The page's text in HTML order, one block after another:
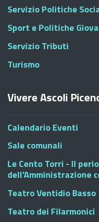
Servizio Politiche
Sport e Politiche
Servizio Tributi
Turismo
Vivere Ascoli
Calendario Eventi
Sale comunali
Le Cento Torri - Il
dell'Amministrazione
Teatro Ventidio Basso
Teatro dei Filarmonici